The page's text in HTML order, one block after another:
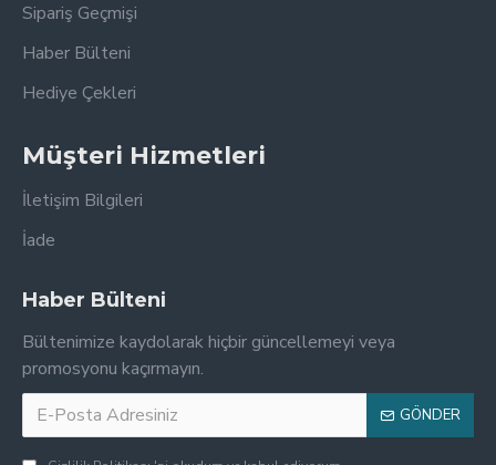
Sipariş Geçmişi
Haber Bülteni
Hediye Çekleri
Müşteri Hizmetleri
İletişim Bilgileri
İade
Haber Bülteni
Bültenimize kaydolarak hiçbir güncellemeyi veya
promosyonu kaçırmayın.
GÖNDER